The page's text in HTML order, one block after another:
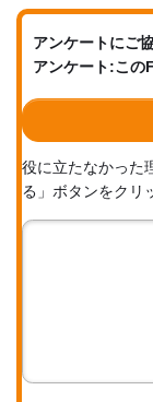
アンケートにご
アンケート:この
役に立たなかった
る」ボタンをクリ